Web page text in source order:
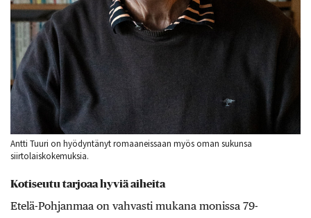
Antti Tuuri on hyödyntänyt romaaneissaan myös oman sukunsa
siirtolaiskokemuksia.
Kotiseutu tarjoaa hyviä aiheita
Etelä-Pohjanmaa on vahvasti mukana monissa 79-